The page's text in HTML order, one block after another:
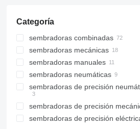
Categoría
sembradoras combinadas
sembradoras mecánicas
sembradoras manuales
sembradoras neumáticas
sembradoras de precisión
sembradoras de precisión
sembradoras de precisión